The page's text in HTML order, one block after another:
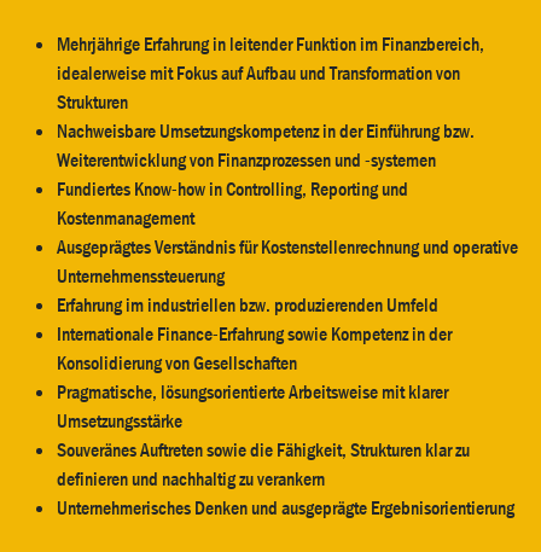
Mehrjährige Erfahrung in leitender Funktion im Finanzbereich,
idealerweise mit Fokus auf Aufbau und Transformation von
Strukturen
Nachweisbare Umsetzungskompetenz in der Einführung bzw.
Weiterentwicklung von Finanzprozessen und -systemen
Fundiertes Know-how in Controlling, Reporting und
Kostenmanagement
Ausgeprägtes Verständnis für Kostenstellenrechnung und operative
Unternehmenssteuerung
Erfahrung im industriellen bzw. produzierenden Umfeld
Internationale Finance-Erfahrung sowie Kompetenz in der
Konsolidierung von Gesellschaften
Pragmatische, lösungsorientierte Arbeitsweise mit klarer
Umsetzungsstärke
Souveränes Auftreten sowie die Fähigkeit, Strukturen klar zu
definieren und nachhaltig zu verankern
Unternehmerisches Denken und ausgeprägte Ergebnisorientierung